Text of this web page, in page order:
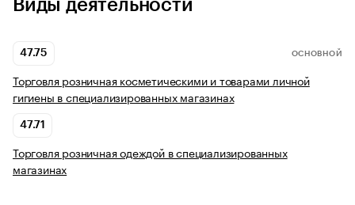
Виды деятельности
47.75 ОСНОВНОЙ
Торговля розничная косметическими и товарами личной
гигиены в специализированных магазинах
47.71
Торговля розничная одеждой в специализированных
магазинах